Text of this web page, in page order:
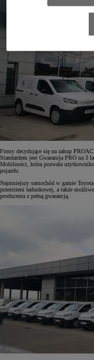
Firmy decydujące się na zakup
Standardem jest Gwarancja PRO na 3
Mobilności, która pozwala
pojazdu.
Najmniejszy samochód w gamie
przestrzeni ładunkowej, a także
producenta z pełną gwarancją.